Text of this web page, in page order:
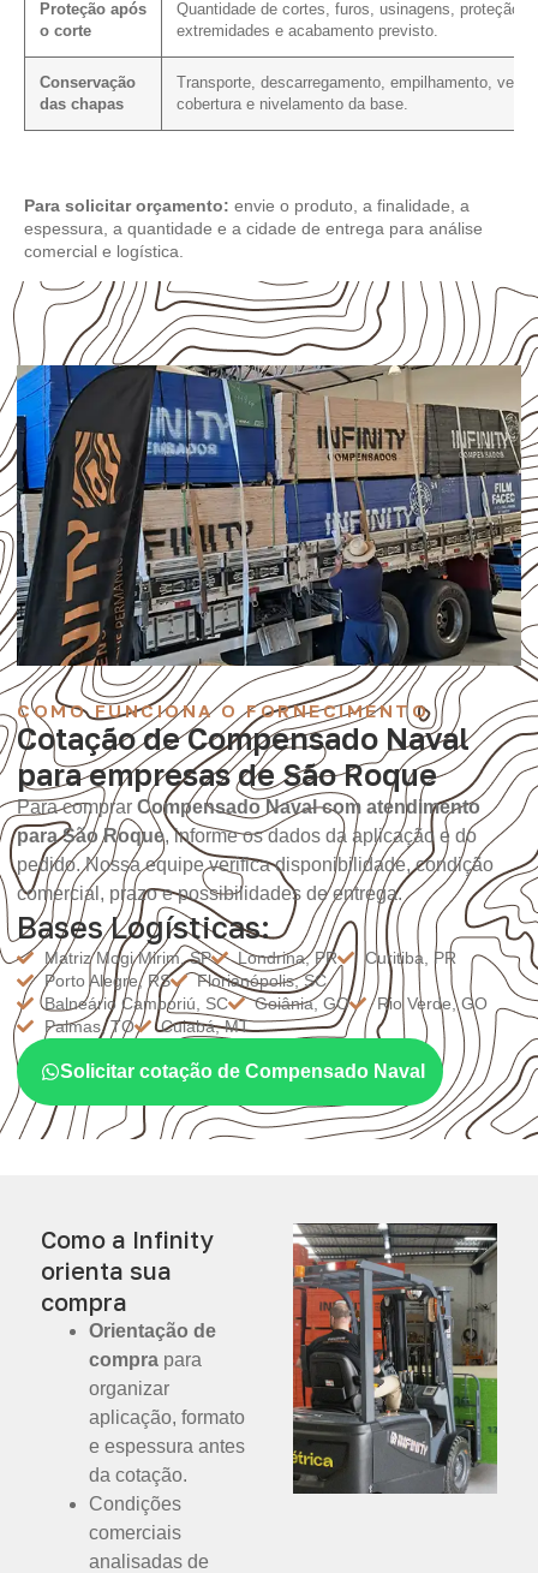
Proteção após
o corte
Quantidade de cortes, furos, usinagens, proteção
extremidades e acabamento previsto.
Conservação
das chapas
Transporte, descarregamento, empilhamento,
cobertura e nivelamento da base.
Para solicitar orçamento: envie o produto, a finalidade, a
espessura, a quantidade e a cidade de entrega para análise
comercial e logística.
COMO FUNCIONA O FORNECIMENTO
Cotação de Compensado Naval
para empresas de São Roque
Para comprar Compensado Naval com atendimento
para São Roque, informe os dados da aplicação e do
pedido. Nossa equipe verifica disponibilidade, condição
comercial, prazo e possibilidades de entrega.
Bases Logísticas:
Matriz Mogi Mirim, SP Londrina, PR
Curitiba, PR
Porto Alegre, RS
Florianópolis, SC
Balneário Camboriú, SC
Goiânia, GO
Rio Verde, GO
Palmas, TO
Cuiabá, MT
Solicitar cotação de Compensado Naval
Como a Infinity
orienta sua
compra
Orientação de
compra para
organizar
aplicação, formato
e espessura antes
da cotação.
Condições
comerciais
analisadas de